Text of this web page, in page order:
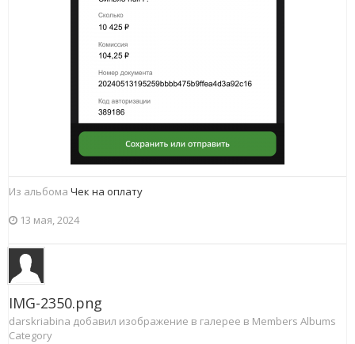
Из альбома Чек на оплату
13 мая, 2024
IMG-2350.png
darskriabina добавил изображение в галерее в Members Albums
Category